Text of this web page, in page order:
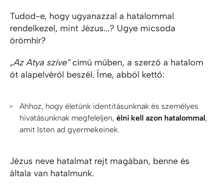
Tudod-e, hogy ugyanazzal a hatalommal
rendelkezel, mint Jézus...? Ugye micsoda
örömhír?
„Az Atya szíve”című műben, a szerző a hatalom
öt alapelvéről beszél. Íme, abból kettő:
Ahhoz, hogy életünk identitásunknak és személyes
hivatásunknak megfeleljen, élni kell azon hatalommal,
amit Isten ad gyermekeinek.
Jézus neve hatalmat rejt magában, benne és
általa van hatalmunk.